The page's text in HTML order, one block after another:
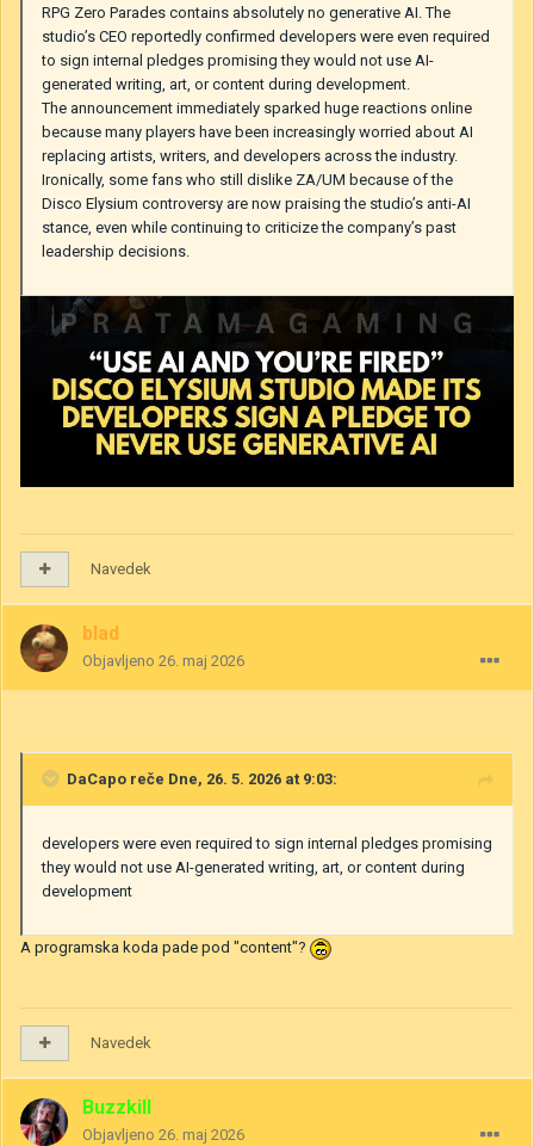
RPG Zero Parades contains absolutely no generative AI. The
studio’s CEO reportedly confirmed developers were even required
to sign internal pledges promising they would not use AI-
generated writing, art, or content during development.
The announcement immediately sparked huge reactions online
because many players have been increasingly worried about AI
replacing artists, writers, and developers across the industry.
Ironically, some fans who still dislike ZA/UM because of the
Disco Elysium controversy are now praising the studio’s anti-AI
stance, even while continuing to criticize the company’s past
leadership decisions.
Navedek
blad
Objavljeno 26. maj 2026
DaCapo reče Dne, 26. 5. 2026 at 9:03:
developers were even required to sign internal pledges promising
they would not use AI-generated writing, art, or content during
development
A programska koda pade pod "content"?
Navedek
Buzzkill
Objavljeno 26. maj 2026